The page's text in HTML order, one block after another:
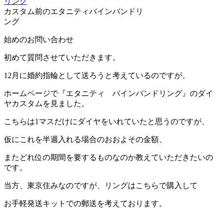
カスタム前のエタニティバインバンドリ
ング
始めのお問い合わせ
初めて質問させていただきます。
12月に婚約指輪として送ろうと考えているのですが、
ホームページで『エタニティ バインバンドリング』のダイ
ヤカスタムを見ました。
こちらは1マスだけにダイヤをいれていたと思うのですが、
仮にこれを半週入れる場合のおおよその金額、
またどれ位の期間を要するものなのか教えていただきたいの
です。
当方、東京住みなのですが、リングはこちらで購入して
お手軽発送キットでの郵送を考えております。